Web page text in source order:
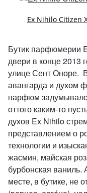
Ex Nihilo Citizen
Бутик парфюмерии
двери в конце 2013
улице Сент Оноре.
авангарда и духом
парфюм
оттого каким-то
духов Ex Nihilo
представлением о
технологии и
жасмин, майская
бурбонская
месте, в бутике, не